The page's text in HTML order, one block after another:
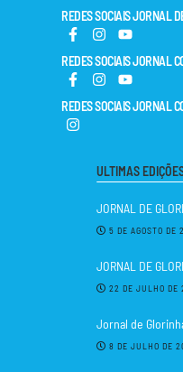
REDES SOCIAIS JORNAL
REDES SOCIAIS JORNAL
REDES SOCIAIS JORNAL
ULTIMAS
JORNAL DE
5 DE AGOSTO DE
JORNAL DE
22 DE JULHO DE
Jornal de
8 DE JULHO DE